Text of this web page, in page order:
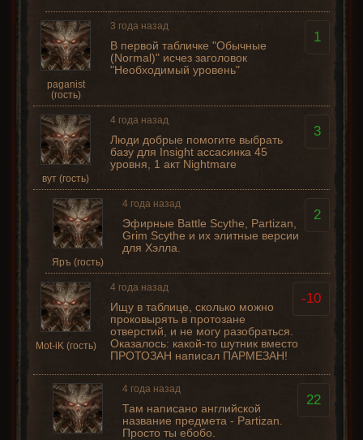
paganist
(гость)
1
3 года назад
В первой табличке "Обычные
(Normal)" исчез заголовок
"Необходимый уровень"
вут (гость)
3
4 года назад
Люди добрые помогите выбрать
базу для Insight ассасинка 45
уровня, 1 акт Nightmare
Яръ (гость)
2
4 года назад
Эфирные Battle Scythe, Partizan,
Grim Scythe и их элитные версии
для Хэлла.
Mot-iK (гость)
-10
4 года назад
Ищу в таблице, сколько можно
проковырять в протозане
отверстий, и не могу разобраться.
Оказалось: какой-то шутник вместо
ПРОТОЗАН написал ПАРМЕЗАН!
22
4 года назад
Там написано английской
название предмета - Partizan.
Просто ты ебобо.